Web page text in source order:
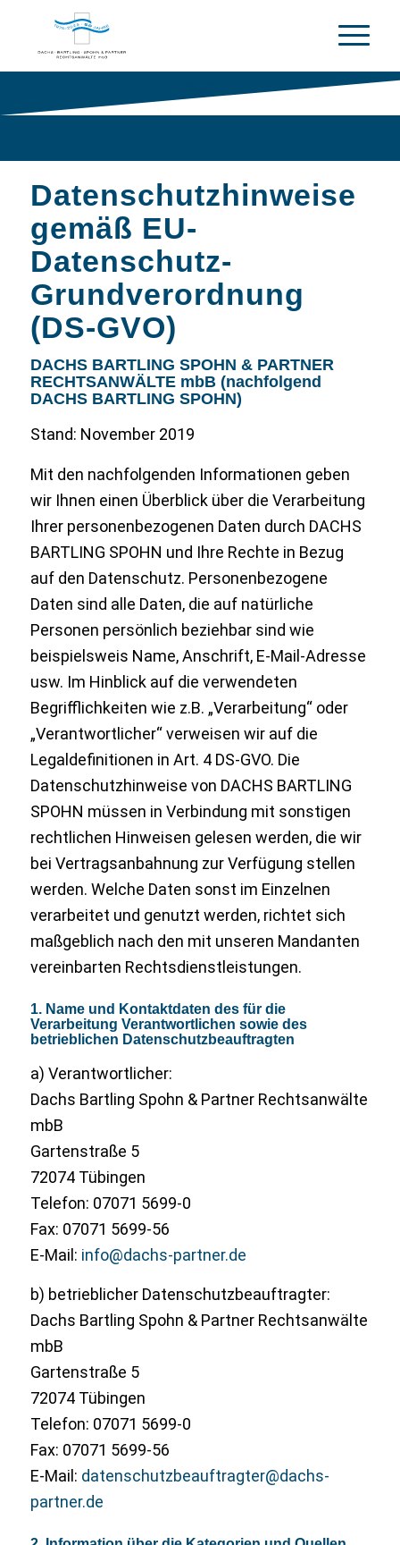
Datenschutzhinweise
gemäß EU-
Datenschutz-
Grundverordnung
(DS-GVO)
DACHS BARTLING SPOHN & PARTNER
RECHTSANWÄLTE mbB (nachfolgend
DACHS BARTLING SPOHN)
Stand: November 2019
Mit den nachfolgenden Informationen geben
wir Ihnen einen Überblick über die Verarbeitung
Ihrer personenbezogenen Daten durch DACHS
BARTLING SPOHN und Ihre Rechte in Bezug
auf den Datenschutz. Personenbezogene
Daten sind alle Daten, die auf natürliche
Personen persönlich beziehbar sind wie
beispielsweis Name, Anschrift, E-Mail-Adresse
usw. Im Hinblick auf die verwendeten
Begrifflichkeiten wie z.B. „Verarbeitung“ oder
„Verantwortlicher“ verweisen wir auf die
Legaldefinitionen in Art. 4 DS-GVO. Die
Datenschutzhinweise von DACHS BARTLING
SPOHN müssen in Verbindung mit sonstigen
rechtlichen Hinweisen gelesen werden, die wir
bei Vertragsanbahnung zur Verfügung stellen
werden. Welche Daten sonst im Einzelnen
verarbeitet und genutzt werden, richtet sich
maßgeblich nach den mit unseren Mandanten
vereinbarten Rechtsdienstleistungen.
1. Name und Kontaktdaten des für die
Verarbeitung Verantwortlichen sowie des
betrieblichen Datenschutzbeauftragten
a) Verantwortlicher:
Dachs Bartling Spohn & Partner Rechtsanwälte
mbB
Gartenstraße 5
72074 Tübingen
Telefon: 07071 5699-0
Fax: 07071 5699-56
E-Mail: info@dachs-partner.de
b) betrieblicher Datenschutzbeauftragter:
Dachs Bartling Spohn & Partner Rechtsanwälte
mbB
Gartenstraße 5
72074 Tübingen
Telefon: 07071 5699-0
Fax: 07071 5699-56
E-Mail: datenschutzbeauftragter@dachs-
partner.de